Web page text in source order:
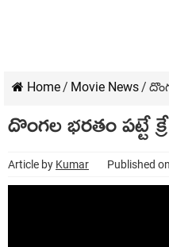
Home/ Movie News/
దొంగల భరతం పట్టే
Article by Kumar Published